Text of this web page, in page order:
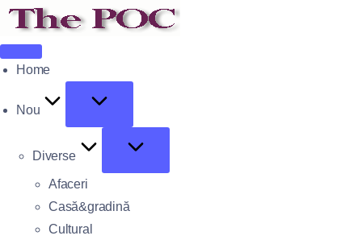
Home
Nou
Diverse
Afaceri
Casă&gradină
Cultural